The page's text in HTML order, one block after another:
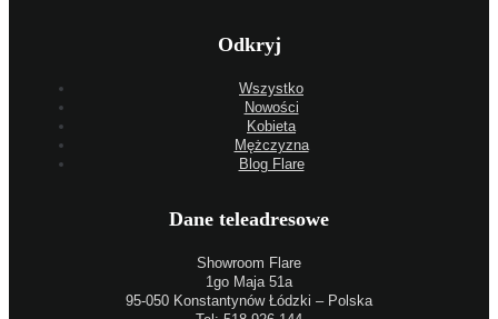
Odkryj
Wszystko
Nowości
Kobieta
Mężczyzna
Blog Flare
Dane teleadresowe
Showroom Flare
1go Maja 51a
95-050 Konstantynów Łódzki – Polska